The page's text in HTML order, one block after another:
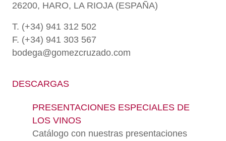
26200, HARO, LA RIOJA (ESPAÑA)
T. (+34) 941 312 502
F. (+34) 941 303 567
bodega@gomezcruzado.com
DESCARGAS
PRESENTACIONES ESPECIALES DE
LOS VINOS
Catálogo con nuestras presentaciones